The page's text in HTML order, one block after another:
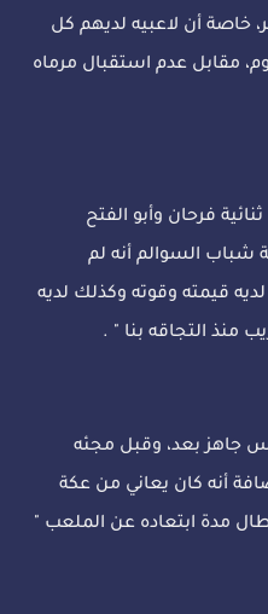
خاصة أن لاعبيه لديهم كل
مقابل عدم استقبال مرماه
فرحان وأبو الفتح
شباب السوالم أنه لم
قيمته وقوته وكذلك لديه
منذ التجاقه بنا " .
جاهز بعد، وقبل مجئه
أنه كان يعاني من عكة
مدة ابتعاده عن الملعب "